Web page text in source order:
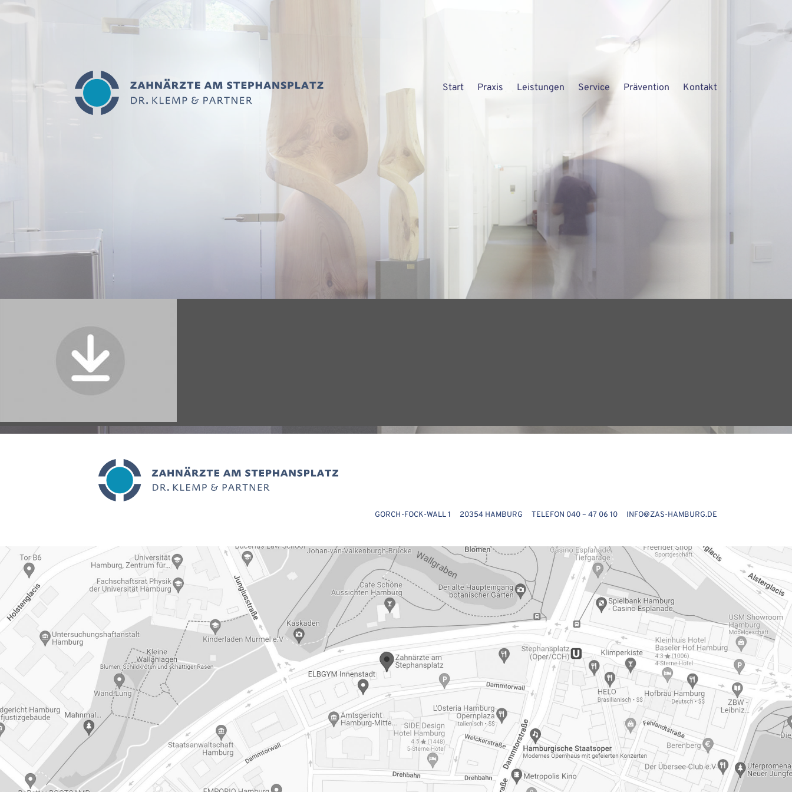
Start Praxis Leistungen Service Prävention Kontakt
GORCH-FOCK-WALL 1 20354 HAMBURG TELEFON 040 – 47 06 10 INFO@ZAS-HAMBURG.DE